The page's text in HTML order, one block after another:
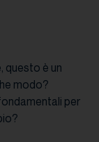
questo è un
modo?
per